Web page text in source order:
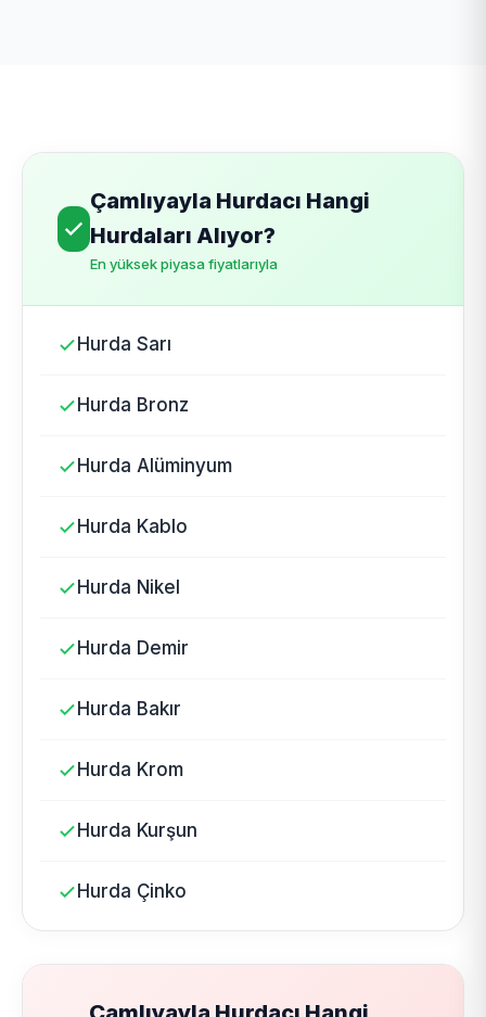
Çamlıyayla Hurdacı Hangi
Hurdaları Alıyor?
En yüksek piyasa fiyatlarıyla
Hurda Sarı
Hurda Bronz
Hurda Alüminyum
Hurda Kablo
Hurda Nikel
Hurda Demir
Hurda Bakır
Hurda Krom
Hurda Kurşun
Hurda Çinko